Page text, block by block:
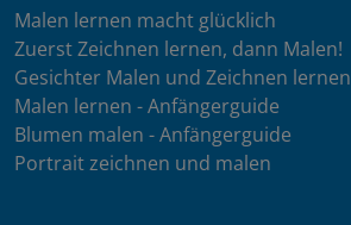
Malen lernen macht glücklich
Zuerst Zeichnen lernen, dann Malen!
Gesichter Malen und Zeichnen lernen
Malen lernen - Anfängerguide
Blumen malen - Anfängerguide
Portrait zeichnen und malen